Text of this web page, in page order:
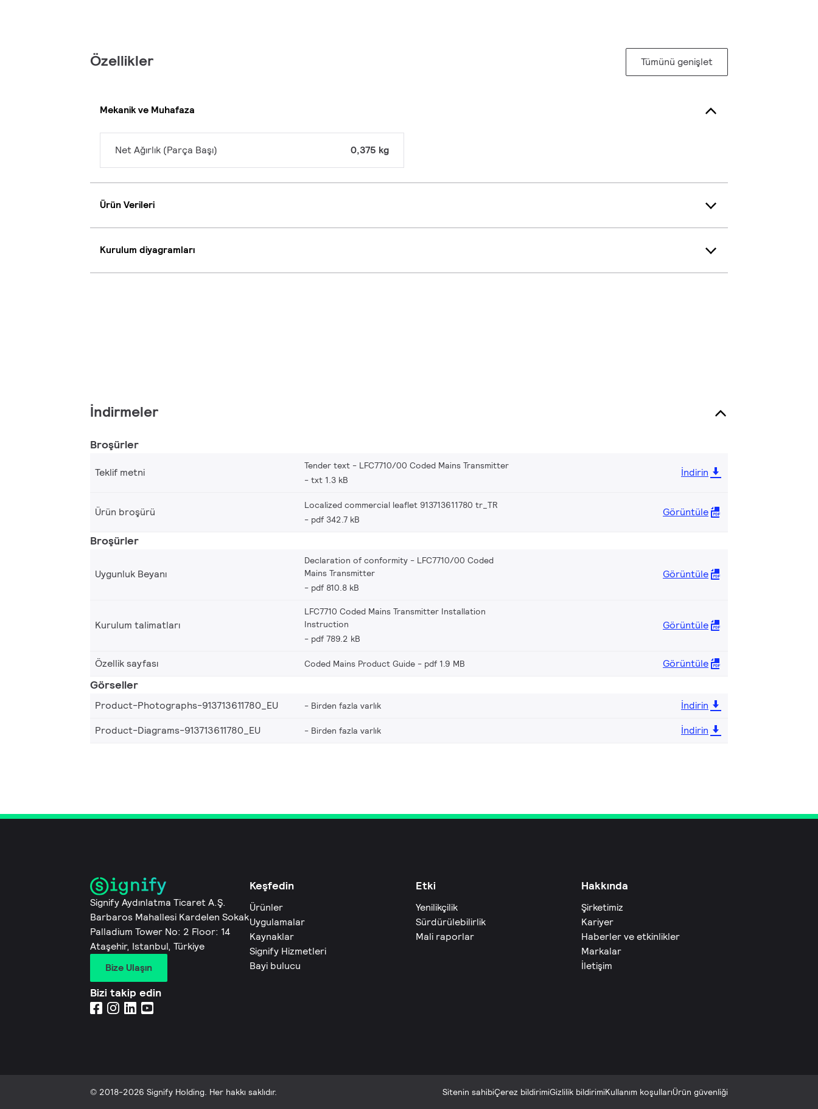
Özellikler Tümünü genişlet
Mekanik ve Muhafaza
Net Ağırlık (Parça Başı) 0,375 kg
Ürün Verileri
Kurulum diyagramları
İndirmeler
Broşürler
Teklif metni
Tender text - LFC7710/00 Coded Mains Transmitter
txt 1.3 kB
İndirin
Ürün broşürü
Localized commercial leaflet 913713611780 tr_TR
pdf 342.7 kB
Görüntüle
Broşürler
Uygunluk Beyanı
Declaration of conformity - LFC7710/00 Coded
Mains Transmitter
pdf 810.8 kB
Görüntüle
Kurulum talimatları
LFC7710 Coded Mains Transmitter Installation
Instruction
pdf 789.2 kB
Görüntüle
Özellik sayfası Coded Mains Product Guide pdf 1.9 MB Görüntüle
Görseller
Product-Photographs-913713611780_EU Birden fazla varlık
İndirin
Product-Diagrams-913713611780_EU
Birden fazla varlık İndirin
Signify Aydınlatma Ticaret A.Ş.
Barbaros Mahallesi Kardelen Sokak
Palladium Tower No: 2 Floor: 14
Ataşehir, Istanbul, Türkiye
Bize Ulaşın
Bizi takip edin
Keşfedin
Ürünler
Uygulamalar
Kaynaklar
Signify Hizmetleri
Bayi bulucu
Etki
Yenilikçilik
Sürdürülebilirlik
Mali raporlar
Hakkında
Şirketimiz
Kariyer
Haberler ve etkinlikler
Markalar
İletişim
© 2018-2026 Signify Holding. Her hakkı saklıdır. Sitenin sahibiÇerez bildirimiGizlilik bildirimiKullanım koşullarıÜrün güvenliği